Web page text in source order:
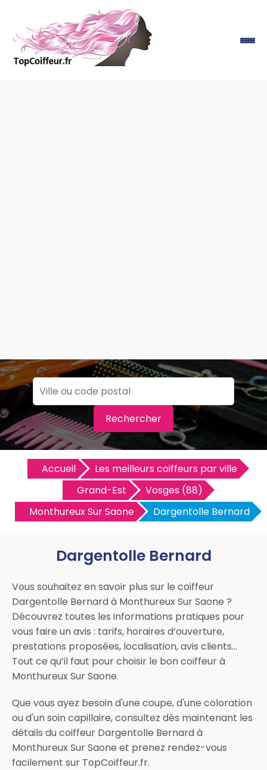
Rechercher
Accueil
Les meilleurs coiffeurs par ville
Grand-Est
Vosges (88)
Monthureux Sur Saone
Dargentolle Bernard
Dargentolle Bernard
Vous souhaitez en savoir plus sur le coiffeur
Dargentolle Bernard à Monthureux Sur Saone ?
Découvrez toutes les informations pratiques pour
vous faire un avis : tarifs, horaires d’ouverture,
prestations proposées, localisation, avis clients…
Tout ce qu’il faut pour choisir le bon coiffeur à
Monthureux Sur Saone.
Que vous ayez besoin d'une coupe, d'une coloration
ou d'un soin capillaire, consultez dès maintenant les
détails du coiffeur Dargentolle Bernard à
Monthureux Sur Saone et prenez rendez-vous
facilement sur TopCoiffeur.fr.